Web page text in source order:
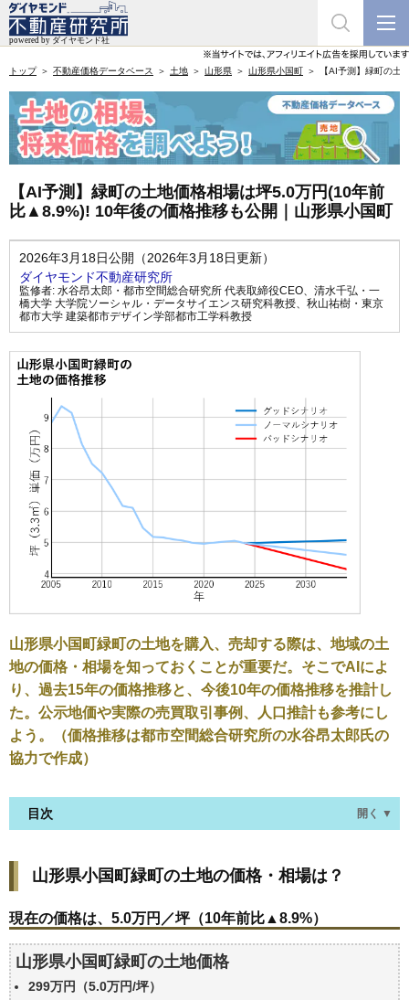
トップ 不動産価格データベース 土地 山形県 山形県小国町 【AI予測】緑町の
【AI予測】緑町の土地価格相場は坪5.0万円(10年前
比▲8.9%)! 10年後の価格推移も公開｜山形県小国町
2026年3月18日公開（2026年3月18日更新）
ダイヤモンド不動産研究所
監修者: 水谷昂太郎・都市空間総合研究所 代表取締役CEO、 清水千弘・一
橋大学 大学院ソーシャル・データサイエンス研究科教授、 秋山祐樹・東京
都市大学 建築都市デザイン学部都市工学科教授
山形県小国町緑町の土地を購入、売却する際は、地域の土
地の価格・相場を知っておくことが重要だ。そこでAIによ
り、過去15年の価格推移と、今後10年の価格推移を推計し
た。公示地価や実際の売買取引事例、人口推計も参考にし
よう。（価格推移は都市空間総合研究所の水谷昂太郎氏の
協力で作成）
目次 開く ▼
現在の価格は、5.0万円／坪（10年前比▲8.9%）
価格を詳細に分析しよう
公示地価はいくら
エリアの将来性を人口予想から検討しよう
山形県小国町緑町の土地の価格・相場は？
現在の価格は、5.0万円／坪（10年前比▲8.9%）
山形県小国町緑町の土地価格
299万円（5.0万円/坪）